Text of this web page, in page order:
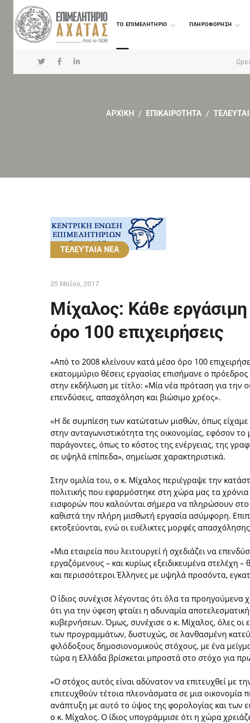
TO ΕΠΙΜΕΛΗΤΗΡΙΟ ΠΛΗΡΟΦΟΡΗΣΗ
ΑΡΧΙΚΗ ΕΠΙΚΑΙΡΟΤΗΤΑ
ΤΕΛΕΥΤΑΙΑ ΝΕΑ
25 Μαΐου, 2017
Μίχαλος: Κάθε
όρο 100 επιχειρήσεις
«Από το 2008 κλείνουν κατά μέσο όρο 100
εκατομμύριο θέσεις εργασίας επισήμανε ο
στην εκδήλωση με τίτλο: «Μία νέα πρόταση για την
επενδύσεις, απασχόληση και βιώσιμο χρέος».
«Η δε συμπίεση των κατώτατων μισθών, όπως
στην ανταγωνιστικότητα της οικονομίας, εφόσον
παράγοντες, όπως το κόστος της ενέργειας, της
σε υψηλά επίπεδα», σημείωσε χαρακτηριστικά.
Στην ομιλία του, ο κ. Μίχαλος περιέγραψε την
πολιτικής που εφαρμόστηκε στη χώρα μας τα
εισφορών που καλούνται σήμερα να πληρώσουν στο
καθιστά την πλήρη μισθωτή εργασία ασύμφορη.
εκτοξεύονται, ενώ οι ευέλικτες μορφές
«Μια εταιρεία που λειτουργεί ή σχεδιάζει να
εργαζόμενους – και κυρίως εξειδικευμένα στελέχη
και περισσότεροι Έλληνες με υψηλά προσόντα,
Ο ίδιος συνέχισε λέγοντας ότι όλα τα προηγούμενα
ότι για την ύφεση φταίει η αδυναμία
κυβερνήσεων. Όμως, συνέχισε ο κ. Μίχαλος, όλες οι
των προγραμμάτων, δυστυχώς, σε λανθασμένη
φιλόδοξους δημοσιονομικούς στόχους, με ένα
τώρα η Ελλάδα βρίσκεται μπροστά στο στόχο για
«Ο στόχος αυτός είναι αδύνατον να επιτευχθεί με
επιτευχθούν τέτοια πλεονάσματα σε μια οικονομία
ανάπτυξη με αυτό το ύψος της φορολογίας και των
ο κ. Μίχαλος. Ο ίδιος υπογράμμισε ότι η χώρα